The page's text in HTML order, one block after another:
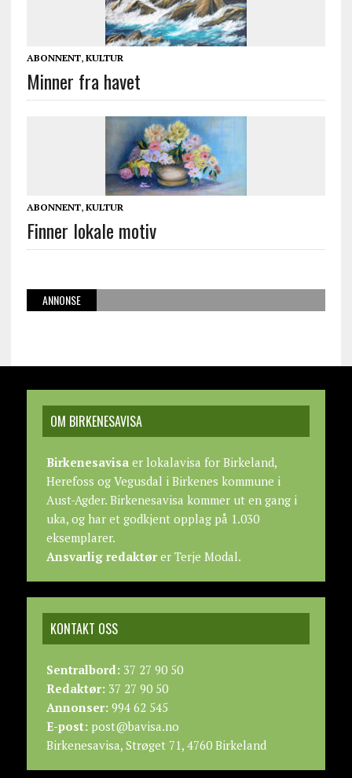
ABONNENT, KULTUR
Minner fra havet
ABONNENT, KULTUR
Finner lokale motiv
ANNONSE
OM BIRKENESAVISA
Birkenesavisaer lokalavisa for Birkeland,
Herefoss og Vegusdal i Birkenes kommune i
Aust-Agder. Birkenesavisa kommer ut en gang i
uka, og har et godkjent opplag på 1.030
eksemplarer.
Ansvarlig redaktører Terje Modal.
KONTAKT OSS
Sentralbord:37 27 90 50
Redaktør:37 27 90 50
Annonser:994 62 545
E-post:post@bavisa.no
Birkenesavisa, Strøget 71, 4760 Birkeland